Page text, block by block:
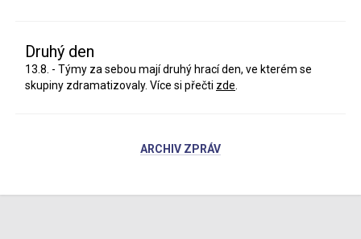
Druhý den
13.8. - Týmy za sebou mají druhý hrací den, ve kterém se
skupiny zdramatizovaly. Více si přečti zde
ARCHIV ZPRÁV